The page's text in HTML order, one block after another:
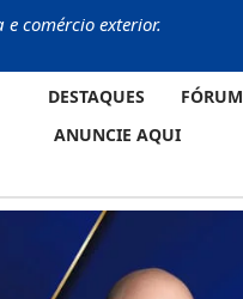
comércio exterior.
DESTAQUES FÓRUM
ANUNCIE AQUI